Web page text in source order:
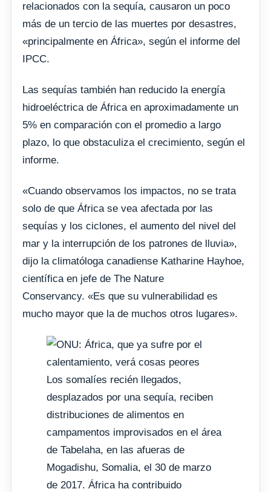
relacionados con la sequía, causaron un poco
más de un tercio de las muertes por desastres,
«principalmente en África», según el informe del
IPCC.
Las sequías también han reducido la energía
hidroeléctrica de África en aproximadamente un
5% en comparación con el promedio a largo
plazo, lo que obstaculiza el crecimiento, según el
informe.
«Cuando observamos los impactos, no se trata
solo de que África se vea afectada por las
sequías y los ciclones, el aumento del nivel del
mar y la interrupción de los patrones de lluvia»,
dijo la climatóloga canadiense Katharine Hayhoe,
científica en jefe de The Nature
Conservancy. «Es que su vulnerabilidad es
mucho mayor que la de muchos otros lugares».
Los somalíes recién llegados,
desplazados por una sequía, reciben
distribuciones de alimentos en
campamentos improvisados ​​en el área
de Tabelaha, en las afueras de
Mogadishu, Somalia, el 30 de marzo
de 2017. África ha contribuido